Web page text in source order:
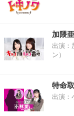
加隈
出演：
ン）
特命
出演：